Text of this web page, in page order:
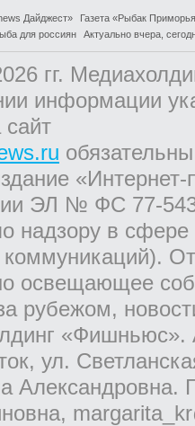
Дайджест»
Газета «Рыбак
для россиян Актуально вчера,
гг.
информации
ЭЛ № ФС 77-
надзору в
освещающее
рубежом,
«Фишньюс».
ул.
Александровна.